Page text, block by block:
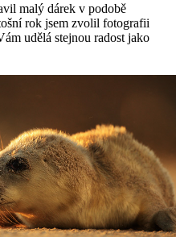
malý dárek v podobě
rok jsem zvolil fotografii
udělá stejnou radost jako